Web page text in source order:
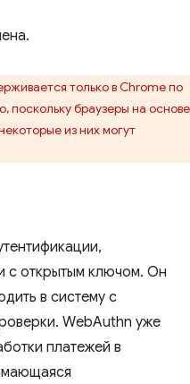
только в Chrome по
поскольку браузеры на основе
из них могут
с открытым ключом. Он
в систему с
WebAuthn уже
платежей в